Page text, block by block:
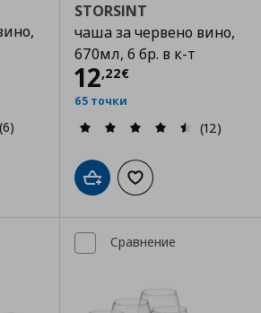
(6)
списъка с любими
STORSINT
чаша за червено вино,
670мл, 6 бр. в к-т
12,22€
Цена
65 точки
(12)
Добави в кошницата
Добави към
Сравнение